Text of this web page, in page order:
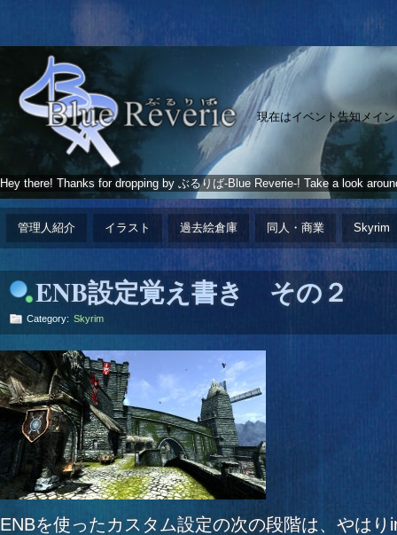
現在はイベント告知メイン
Hey there! Thanks for dropping by ぶるりば-Blue Reverie-! Take a look
管理人紹介 イラスト 過去絵倉庫 同人・商業 Skyrim
ENB設定覚え書き その２
Category: Skyrim
ENBを使ったカスタム設定の次の段階は、やはり